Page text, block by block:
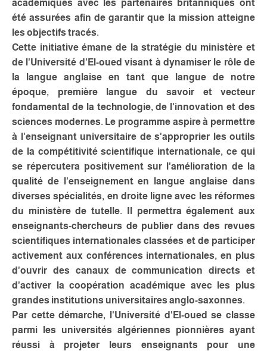
académiques avec les partenaires britanniques ont
été assurées afin de garantir que la mission atteigne
les objectifs tracés.
Cette initiative émane de la stratégie du ministère et
de l'Université d'El-oued visant à dynamiser le rôle de
la langue anglaise en tant que langue de notre
époque, première langue du savoir et vecteur
fondamental de la technologie, de l'innovation et des
sciences modernes. Le programme aspire à permettre
à l'enseignant universitaire de s'approprier les outils
de la compétitivité scientifique internationale, ce qui
se répercutera positivement sur l'amélioration de la
qualité de l'enseignement en langue anglaise dans
diverses spécialités, en droite ligne avec les réformes
du ministère de tutelle. Il permettra également aux
enseignants-chercheurs de publier dans des revues
scientifiques internationales classées et de participer
activement aux conférences internationales, en plus
d'ouvrir des canaux de communication directs et
d'activer la coopération académique avec les plus
grandes institutions universitaires anglo-saxonnes.
Par cette démarche, l'Université d'El-oued se classe
parmi les universités algériennes pionnières ayant
réussi à projeter leurs enseignants pour une